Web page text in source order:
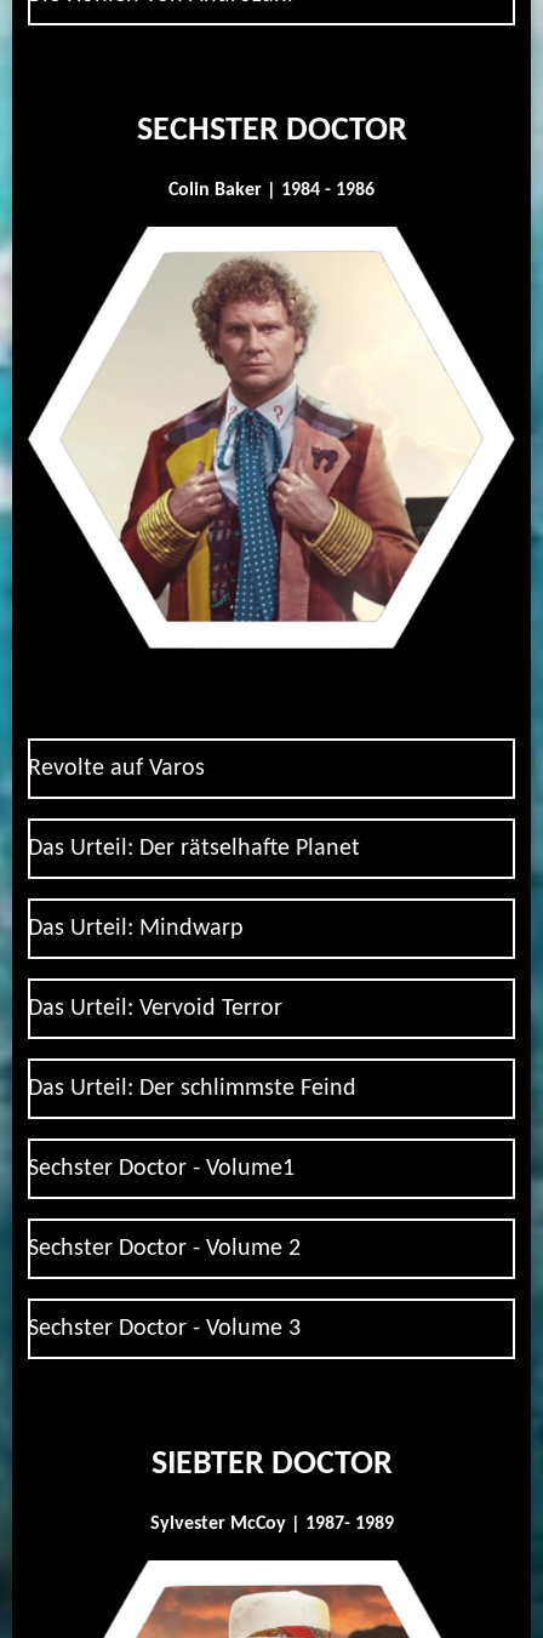
SECHSTER DOCTOR
Colin Baker | 1984 - 1986
Revolte auf Varos
Das Urteil: Der rätselhafte Planet
Das Urteil: Mindwarp
Das Urteil: Vervoid Terror
Das Urteil: Der schlimmste Feind
Sechster Doctor - Volume1
Sechster Doctor - Volume 2
Sechster Doctor - Volume 3
SIEBTER DOCTOR
Sylvester McCoy | 1987- 1989